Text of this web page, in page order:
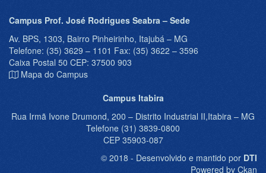
Campus Prof. José Rodrigues Seabra – Sede
Av. BPS, 1303, Bairro Pinheirinho, Itajubá – MG
Telefone: (35) 3629 – 1101 Fax: (35) 3622 – 3596
Caixa Postal 50 CEP: 37500 903
Mapa do Campus
Campus Itabira
Rua Irmã Ivone Drumond, 200 – Distrito Industrial II,Itabira – MG
Telefone (31) 3839-0800
CEP 35903-087
© 2018 - Desenvolvido e mantido por DTI
Powered by Ckan